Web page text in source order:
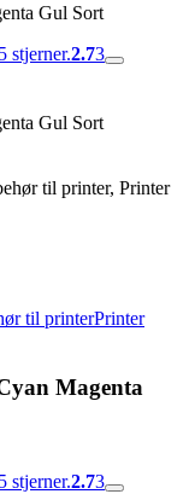
Gul Sort
stjerner.2.73
Gul Sort
til printer, Printer
til printerPrinter
Magenta
stjerner.2.73